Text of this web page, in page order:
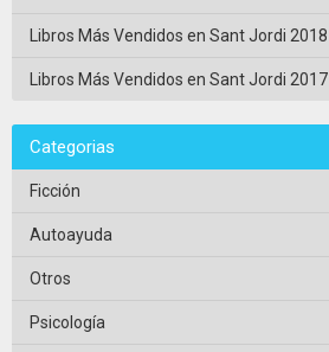
Libros Más Vendidos en Sant Jordi 2018
Libros Más Vendidos en Sant Jordi 2017
Categorias
Ficción
Autoayuda
Otros
Psicología